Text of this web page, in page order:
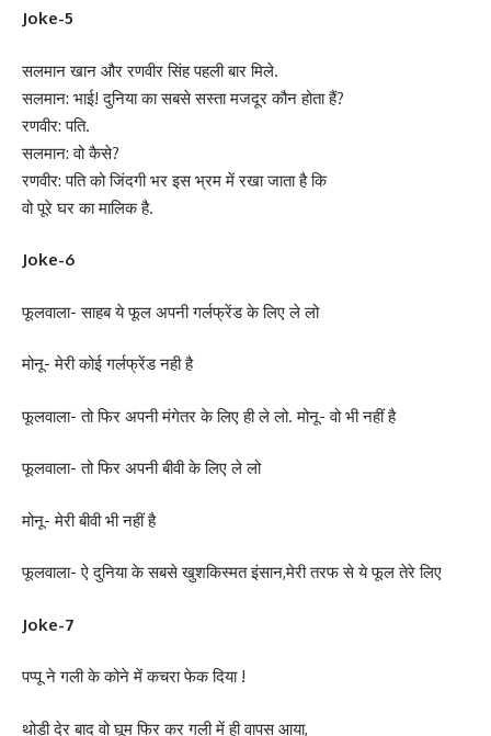
Joke-5
सलमान खान और रणवीर सिंह पहली बार मिले.
सलमान: भाई! दुनिया का सबसे सस्ता मजदूर कौन होता हैं?
रणवीर: पति.
सलमान: वो कैसे?
रणवीर: पति को जिंदगी भर इस भ्रम में रखा जाता है कि
वो पूरे घर का मालिक है.
Joke-6
फूलवाला- साहब ये फूल अपनी गर्लफ्रेंड के लिए ले लो
मोनू- मेरी कोई गर्लफ्रेंड नही है
फूलवाला- तो फिर अपनी मंगेतर के लिए ही ले लो. मोनू- वो भी नहीं है
फूलवाला- तो फिर अपनी बीवी के लिए ले लो
मोनू- मेरी बीवी भी नहीं है
फूलवाला- ऐ दुनिया के सबसे खुशकिस्मत इंसान,मेरी तरफ से ये फूल तेरे लिए
Joke-7
पप्पू ने गली के कोने में कचरा फेक दिया !
थोड़ी देर बाद वो घूम फिर कर गली में ही वापस आया,